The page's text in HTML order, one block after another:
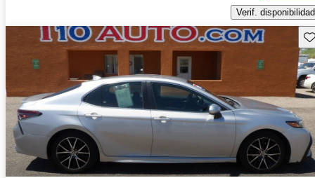
Verif. disponibilidad